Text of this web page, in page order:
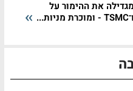
מגדילה את ההימור על